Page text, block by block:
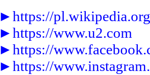
►https://
►https://www.u2.com
►https://
►https://